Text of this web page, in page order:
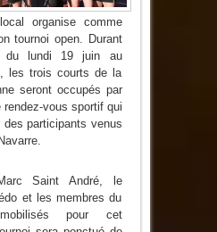
organise comme
tournoi open. Durant
du lundi 19 juin au
les trois courts de la
seront occupés par
rendez-vous sportif qui
des participants venus
Saint André, le
et les membres du
pour cet